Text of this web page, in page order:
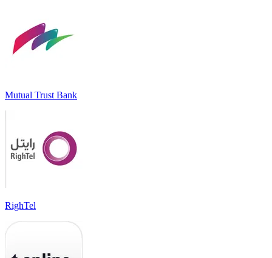
Mutual Trust Bank
RighTel